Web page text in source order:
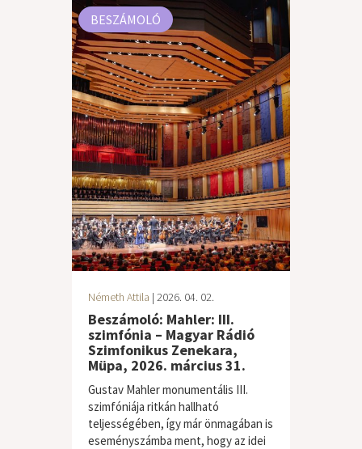
BESZÁMOLÓ
Németh Attila | 2026. 04. 02.
Beszámoló: Mahler: III.
szimfónia – Magyar Rádió
Szimfonikus Zenekara,
Müpa, 2026. március 31.
Gustav Mahler monumentális III.
szimfóniája ritkán hallható
teljességében, így már önmagában is
eseményszámba ment, hogy az idei